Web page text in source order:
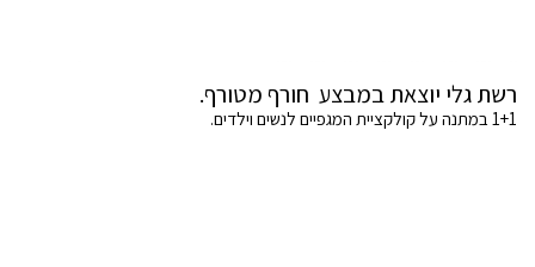
רשת גלי יוצאת במבצע חורף מטורף.
1+1 במתנה על קולקציית המגפיים לנשים וילדים.